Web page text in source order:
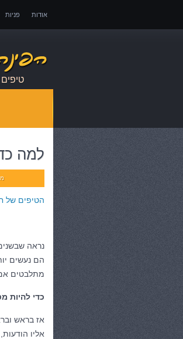
אודות פניות
אובדן כושר
למה
הטיפים של
נראה
הם נעשים
מתלבטים
כדי להיות
אז בראש
אליו